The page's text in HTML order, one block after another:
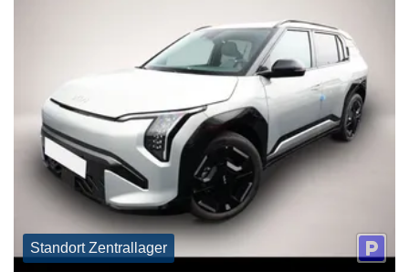
Standort Zentrallager